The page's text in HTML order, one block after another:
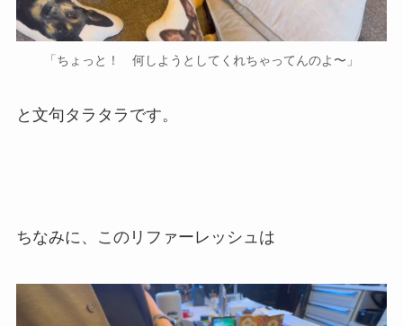
「ちょっと！ 何しようとしてくれちゃってんのよ〜」
と文句タラタラです。
ちなみに、このリファーレッシュは